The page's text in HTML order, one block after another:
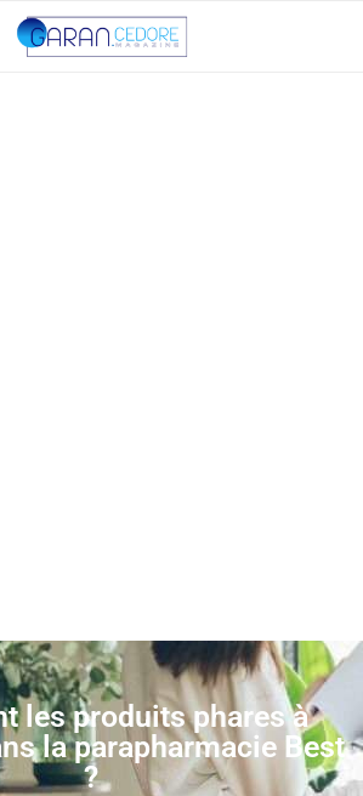
les produits phares à
la parapharmacie Best
?